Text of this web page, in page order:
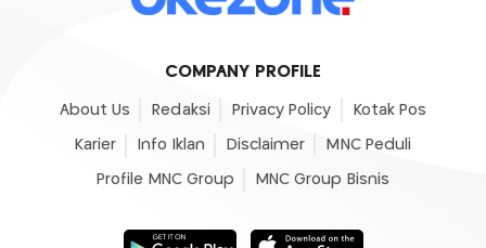
COMPANY PROFILE
About Us Redaksi Privacy Policy Kotak Pos
Karier Info Iklan Disclaimer MNC Peduli
Profile MNC Group MNC Group Bisnis